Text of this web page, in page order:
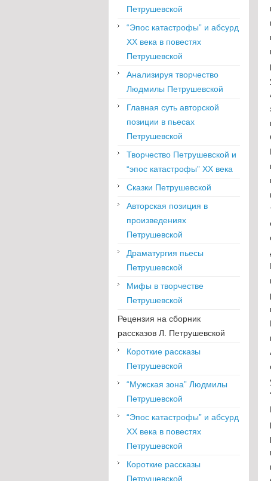
Петрушевской
“Эпос катастрофы” и абсурд
XX века в повестях
Петрушевской
Анализируя творчество
Людмилы Петрушевской
Главная суть авторской
позиции в пьесах
Петрушевской
Творчество Петрушевской и
“эпос катастрофы” XX века
Сказки Петрушевской
Авторская позиция в
произведениях
Петрушевской
Драматургия пьесы
Петрушевской
Мифы в творчестве
Петрушевской
Рецензия на сборник
рассказов Л. Петрушевской
Короткие рассказы
Петрушевской
“Мужская зона” Людмилы
Петрушевской
“Эпос катастрофы” и абсурд
XX века в повестях
Петрушевской
Короткие рассказы
Петрушевской